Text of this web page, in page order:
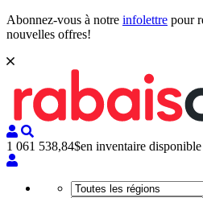
Abonnez-vous à notre infolettre pour
nouvelles offres!
1 061 538,84$en inventaire disponible